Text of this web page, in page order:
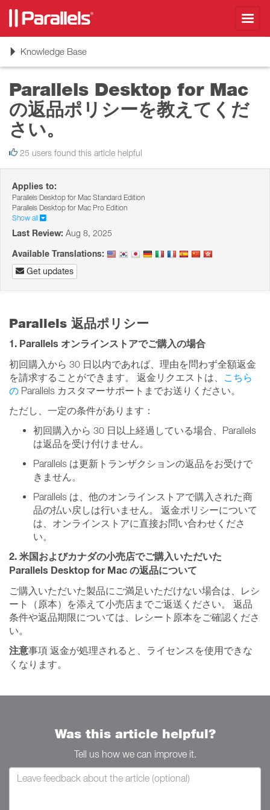
ToggleKnowledge Base
Parallels Desktop for Mac
の返品ポリシーを教えてくだ
さい。
25 users found this article helpful
Applies to:
Parallels Desktop for Mac Standard Edition
Parallels Desktop for Mac Pro Edition
Show all
Last Review: Aug 8, 2025
Available Translations:
Get updates
Parallels 返品ポリシー
1. Parallels オンラインストアでご購入の場合
初回購入から 30 日以内であれば、理由を問わず全額返金
を請求することができます。 返金リクエストは、
こちら
の Parallels カスタマーサポートまでお送りください。
ただし、一定の条件があります：
初回購入から 30 日以上経過している場合、Parallels
は返品を受け付けません。
Parallels は更新トランザクションの返品をお受けで
きません。
Parallels は、他のオンラインストアで購入された商
品の払い戻しは行いません。 返金ポリシーについて
は、オンラインストアに直接お問い合わせくださ
い。
2.米国およびカナダの小売店でご購入いただいた
Parallels Desktop for Mac の返品について
ご購入いただいた製品にご満足いただけない場合は、レシ
ート（原本）を添えて小売店までご返送ください。 返品
条件や返品期限については、レシート原本をご確認くださ
い。
注意事項 返金が処理されると、ライセンスを使用できな
くなります。
Was this article helpful?
Tell us how we can improve it.